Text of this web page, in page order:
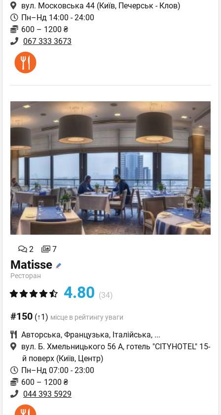
вул. Московська 44 (Київ, Печерськ - Клов)
Пн–Нд 14:00 - 24:00
600 – 1200 ₴
067 333 3673
2 7
Matisse
Ресторан
4.80 (34)
#150 (↑1) місце в рейтингу уваги
Авторська, Французька, Італійська, ...
вул. Б. Хмельницького 56 А, готель "CITYHOTEL" 15-
й поверх (Київ, Центр)
Пн–Нд 07:00 - 23:00
600 – 1200 ₴
044 393 5929